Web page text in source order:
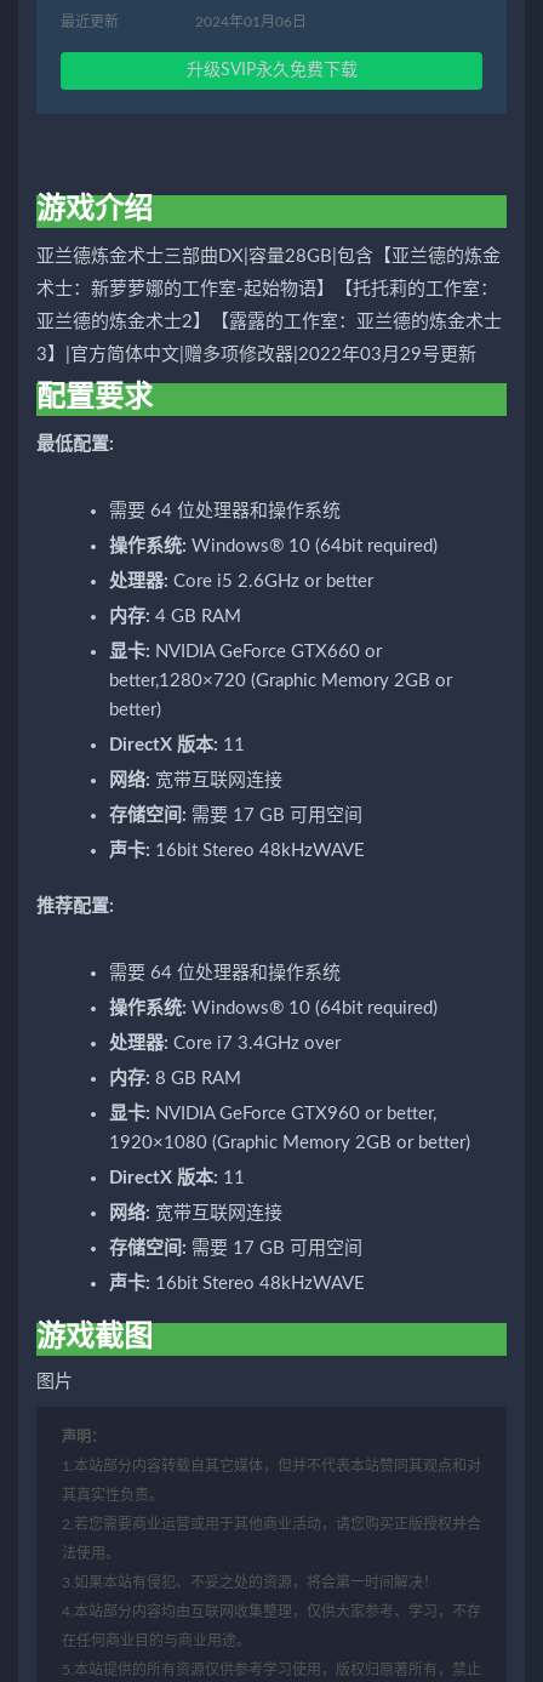
最近更新 2024年01月06日
升级SVIP永久免费下载
游戏介绍
亚兰德炼金术士三部曲DX|容量28GB|包含【亚兰德的炼金
术士：新萝萝娜的工作室-起始物语】【托托莉的工作室：
亚兰德的炼金术士2】【露露的工作室：亚兰德的炼金术士
3】|官方简体中文|赠多项修改器|2022年03月29号更新
配置要求
最低配置:
需要 64 位处理器和操作系统
操作系统: Windows® 10 (64bit required)
处理器: Core i5 2.6GHz or better
内存: 4 GB RAM
显卡: NVIDIA GeForce GTX660 or
better,1280×720 (Graphic Memory 2GB or
better)
DirectX 版本: 11
网络: 宽带互联网连接
存储空间: 需要 17 GB 可用空间
声卡: 16bit Stereo 48kHzWAVE
推荐配置:
需要 64 位处理器和操作系统
操作系统: Windows® 10 (64bit required)
处理器: Core i7 3.4GHz over
内存: 8 GB RAM
显卡: NVIDIA GeForce GTX960 or better,
1920×1080 (Graphic Memory 2GB or better)
DirectX 版本: 11
网络: 宽带互联网连接
存储空间: 需要 17 GB 可用空间
声卡: 16bit Stereo 48kHzWAVE
游戏截图
图片
声明：
1.本站部分内容转载自其它媒体，但并不代表本站赞同其观点和对
其真实性负责。
2.若您需要商业运营或用于其他商业活动，请您购买正版授权并合
法使用。
3.如果本站有侵犯、不妥之处的资源，将会第一时间解决！
4.本站部分内容均由互联网收集整理，仅供大家参考、学习，不存
在任何商业目的与商业用途。
5.本站提供的所有资源仅供参考学习使用，版权归原著所有，禁止